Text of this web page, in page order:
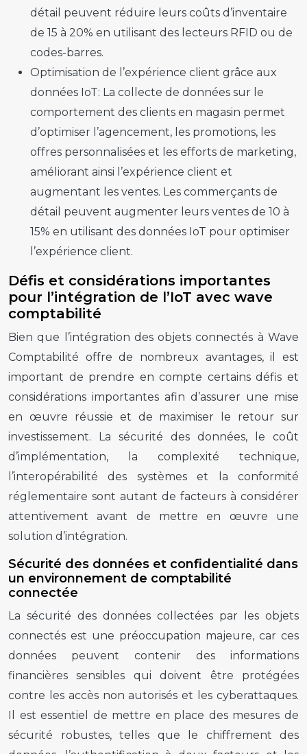
détail peuvent réduire leurs coûts d’inventaire
de 15 à 20% en utilisant des lecteurs RFID ou de
codes-barres.
Optimisation de l’expérience client grâce aux
données IoT: La collecte de données sur le
comportement des clients en magasin permet
d’optimiser l’agencement, les promotions, les
offres personnalisées et les efforts de marketing,
améliorant ainsi l’expérience client et
augmentant les ventes. Les commerçants de
détail peuvent augmenter leurs ventes de 10 à
15% en utilisant des données IoT pour optimiser
l’expérience client.
Défis et considérations importantes
pour l’intégration de l’IoT avec wave
comptabilité
Bien que l’intégration des objets connectés à Wave
Comptabilité offre de nombreux avantages, il est
important de prendre en compte certains défis et
considérations importantes afin d’assurer une mise
en œuvre réussie et de maximiser le retour sur
investissement. La sécurité des données, le coût
d’implémentation, la complexité technique,
l’interopérabilité des systèmes et la conformité
réglementaire sont autant de facteurs à considérer
attentivement avant de mettre en œuvre une
solution d’intégration.
Sécurité des données et confidentialité dans
un environnement de comptabilité
connectée
La sécurité des données collectées par les objets
connectés est une préoccupation majeure, car ces
données peuvent contenir des informations
financières sensibles qui doivent être protégées
contre les accès non autorisés et les cyberattaques.
Il est essentiel de mettre en place des mesures de
sécurité robustes, telles que le chiffrement des